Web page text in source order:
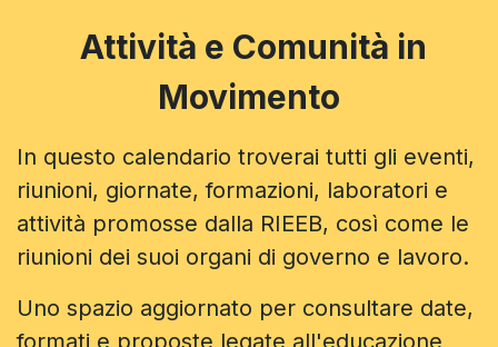
Attività e Comunità in
Movimento
In questo calendario troverai tutti gli eventi,
riunioni, giornate, formazioni, laboratori e
attività promosse dalla RIEEB, così come le
riunioni dei suoi organi di governo e lavoro.
Uno spazio aggiornato per consultare date,
formati e proposte legate all'educazione